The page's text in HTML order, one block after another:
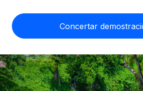
cumpliendo la normativa.
Integra y gestiona a autónomos
PEO
Comparador de Remote
Compáranos con otras empresas.
ETAPAS DE CRECIMIENTO
Startups
cualquier país.
Descubre opciones de divisas y
autónomos globales.
English
Nederlands
Français
Concertar